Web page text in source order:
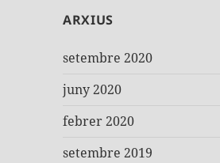
ARXIUS
setembre 2020
juny 2020
febrer 2020
setembre 2019